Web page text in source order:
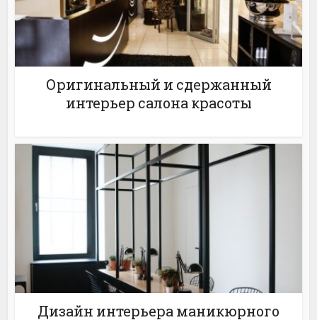
Оригинальный и сдержанный
интерьер салона красоты
Дизайн интерьера маникюрного